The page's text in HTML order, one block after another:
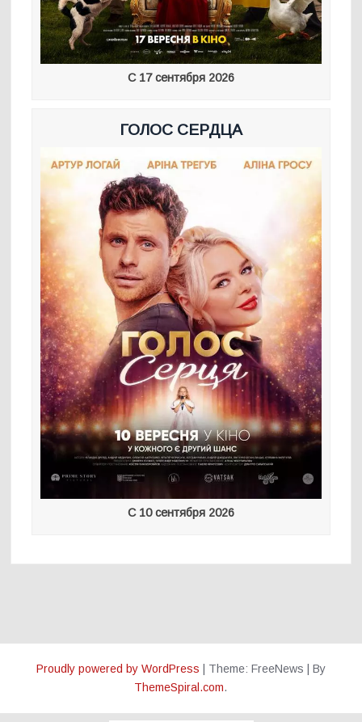
С 17 сентября 2026
ГОЛОС СЕРДЦА
С 10 сентября 2026
Proudly powered by WordPress | Theme: FreeNews | By
ThemeSpiral.com.